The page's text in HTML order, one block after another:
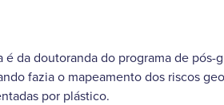
é da doutoranda do programa de pós-
fazia o mapeamento dos riscos
por plástico.